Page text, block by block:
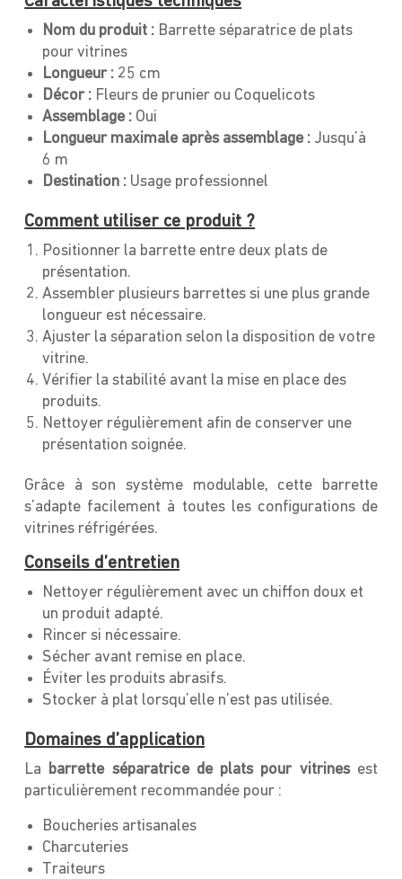
Nom du produit : Barrette séparatrice de plats
pour vitrines
Longueur : 25 cm
Décor : Fleurs de prunier ou Coquelicots
Assemblage : Oui
Longueur maximale après assemblage : Jusqu’à
6 m
Destination : Usage professionnel
Comment utiliser ce produit ?
Positionner la barrette entre deux plats de
présentation.
Assembler plusieurs barrettes si une plus grande
longueur est nécessaire.
Ajuster la séparation selon la disposition de votre
vitrine.
Vérifier la stabilité avant la mise en place des
produits.
Nettoyer régulièrement afin de conserver une
présentation soignée.
Grâce à son système modulable, cette barrette
s’adapte facilement à toutes les configurations de
vitrines réfrigérées.
Conseils d’entretien
Nettoyer régulièrement avec un chiffon doux et
un produit adapté.
Rincer si nécessaire.
Sécher avant remise en place.
Éviter les produits abrasifs.
Stocker à plat lorsqu’elle n’est pas utilisée.
Domaines d’application
La barrette séparatrice de plats pour vitrinesest
particulièrement recommandée pour :
Boucheries artisanales
Charcuteries
Traiteurs